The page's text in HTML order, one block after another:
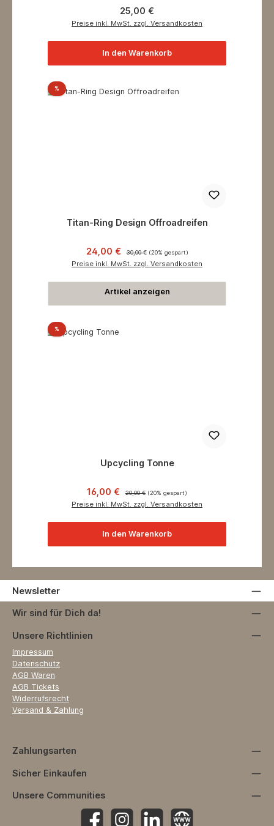
Regulärer Preis:
25,00 €
Preise inkl. MwSt. zzgl. Versandkosten
In den Warenkorb
%Rabatt
Titan-Ring Design Offroadreifen
Verkaufspreis:
24,00 € 30,00 € (20% gespart)
Preise inkl. MwSt. zzgl. Versandkosten
Artikel anzeigen
%Rabatt
Upcycling Tonne
Verkaufspreis:
16,00 € 20,00 € (20% gespart)
Preise inkl. MwSt. zzgl. Versandkosten
In den Warenkorb
Newsletter
Wir sind für Dich da!
Unsere Richtlinien
Impressum
Datenschutz
AGB Waren
AGB Tickets
Widerrufsrecht
Versand & Zahlung
Zahlungsarten
Sicher Einkaufen
Unsere Communities